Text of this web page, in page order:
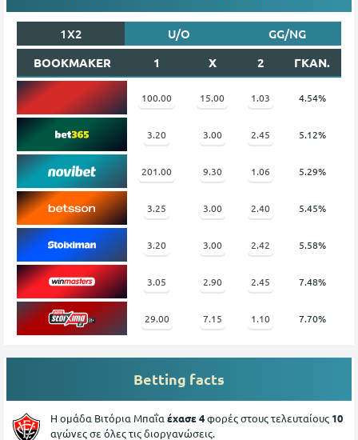
1X2 U/O
GG/NG
BOOKMAKER
1 X 2 ΓΚΑΝ.
100.00 15.00 1.03 4.54%
3.20 3.00 2.45 5.12%
201.00 9.30 1.06 5.29%
3.25 3.00 2.40 5.45%
3.20 3.00 2.42 5.58%
3.05 2.90 2.45 7.48%
29.00 7.15 1.10 7.70%
Betting facts
Η ομάδα Βιτόρια Μπαΐα έχασε 4φορές στους τελευταίους 10
αγώνες σε όλες τις διοργανώσεις.